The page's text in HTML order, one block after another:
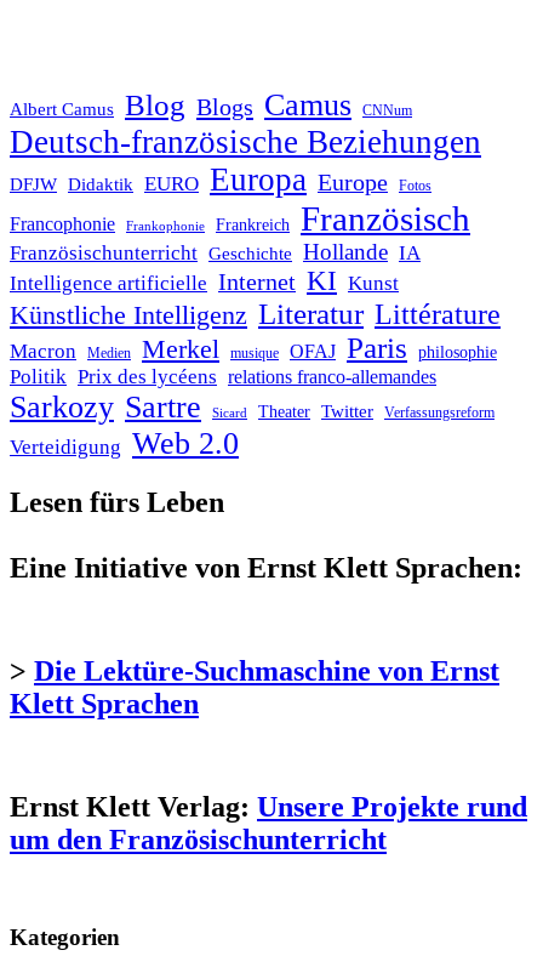
Albert Camus Blog Blogs Camus CNNum
Deutsch-französische Beziehungen
DFJW Didaktik EURO Europa Europe Fotos
Francophonie Frankophonie Frankreich Französisch
Französischunterricht Geschichte Hollande IA
Intelligence artificielle Internet KI Kunst
Künstliche Intelligenz Literatur Littérature
Macron Medien Merkel musique OFAJ Paris philosophie
Politik Prix des lycéens relations franco-allemandes
Sarkozy Sartre Sicard Theater Twitter Verfassungsreform
Verteidigung Web 2.0
Lesen fürs Leben
Eine Initiative von Ernst Klett Sprachen:
> Die Lektüre-Suchmaschine von Ernst
Klett Sprachen
Ernst Klett Verlag: Unsere Projekte rund
um den Französischunterricht
Kategorien